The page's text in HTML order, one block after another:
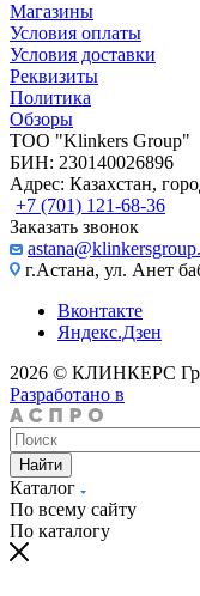
Магазины
Условия оплаты
Условия доставки
Реквизиты
Политика
Обзоры
TOO "Klinkers Group"
БИН: 230140026896
Адрес: Казахстан,
+7 (701) 121-68-36
Заказать звонок
г.Астана, ул. Анет
Вконтакте
Яндекс.Дзен
2026 © КЛИНКЕРС
Разработано в
Найти
Каталог
По всему сайту
По каталогу